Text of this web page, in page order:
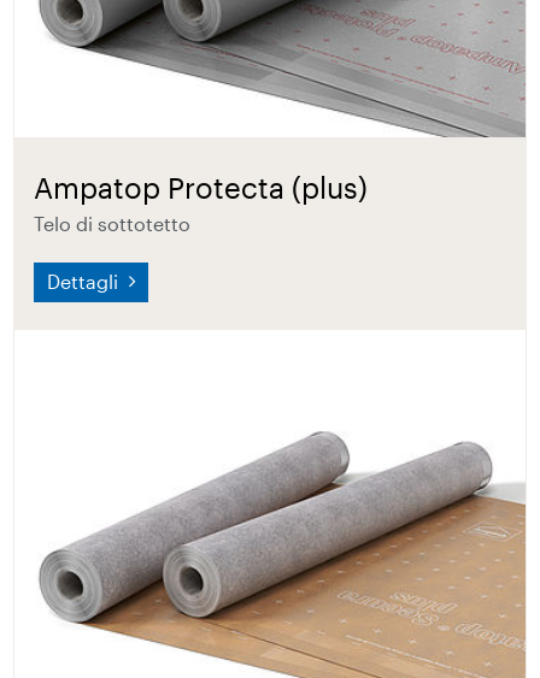
Ampatop Protecta (plus)
Telo di sottotetto
Dettagli